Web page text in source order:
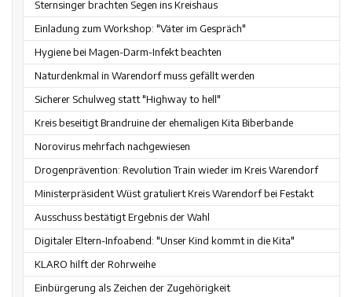
Sternsinger brachten Segen ins Kreishaus
Einladung zum Workshop: "Väter im Gespräch"
Hygiene bei Magen-Darm-Infekt beachten
Naturdenkmal in Warendorf muss gefällt werden
Sicherer Schulweg statt "Highway to hell"
Kreis beseitigt Brandruine der ehemaligen Kita Biberbande
Norovirus mehrfach nachgewiesen
Drogenprävention: Revolution Train wieder im Kreis Warendorf
Ministerpräsident Wüst gratuliert Kreis Warendorf bei Festakt
Ausschuss bestätigt Ergebnis der Wahl
Digitaler Eltern-Infoabend: "Unser Kind kommt in die Kita"
KLARO hilft der Rohrweihe
Einbürgerung als Zeichen der Zugehörigkeit